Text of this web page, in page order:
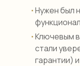
Нужен был
Ключевым
стали
гарантии)